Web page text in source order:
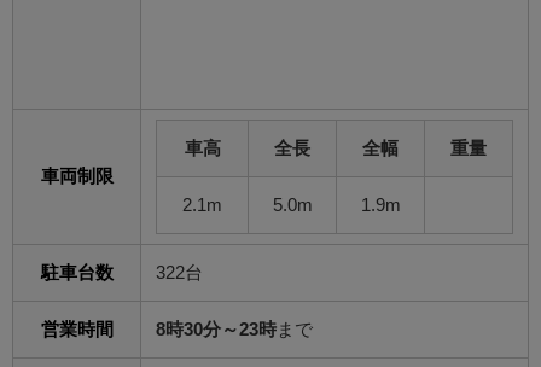
車両制限
車高 全長 全幅 重量
2.1m 5.0m 1.9m
駐車台数 322台
営業時間 8時30分～23時 まで